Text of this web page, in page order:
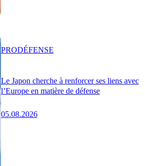
Le Japon cherche à renforcer ses liens avec
l’Europe en matière de défense
05.08.2026
PRODÉFENSE